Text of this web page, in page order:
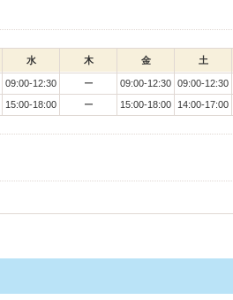
水 木 金 土
09:00-12:30 ー 09:00-12:30 09:00-12:30
15:00-18:00 ー 15:00-18:00 14:00-17:00